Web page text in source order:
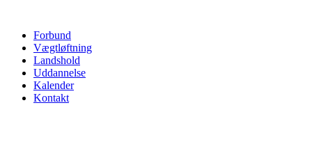
indholdForbund
Vægtløftning
Landshold
Uddannelse
Kalender
Kontakt